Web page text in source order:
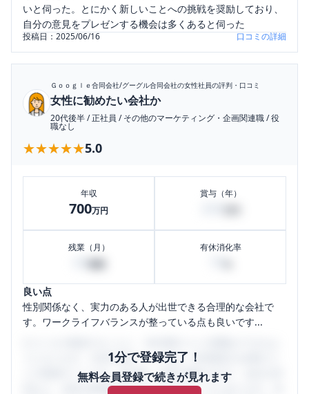
いと伺った。とにかく新しいことへの挑戦を奨励しており、
自分の意見をプレゼンする機会は多くあると伺った
投稿日：2025/06/16 口コミの詳細
Ｇｏｏｇｌｅ合同会社/グーグル合同会社の女性社員の評判・口コミ
女性に勧めたい会社か
20代後半/正社員 /その他のマーケティング・企画関連職/役
職なし
★★★★★
★★★★★5.0
年収
700万円
賞与（年）
残業（月） 有休消化率
良い点
性別関係なく、実力のある人が出世できる合理的な会社で
す。ワークライフバランスが整っている点も良いです...
1分で登録完了！
無料会員登録で続きが見れます
うになります。SHEHUB(シーハブ)は、女性限定の企業口コ
ミの投稿サイトです。給与面・女性の働きやすさ・会社の評
判など、女性の転職は気にすべき点がたくさんあります。先